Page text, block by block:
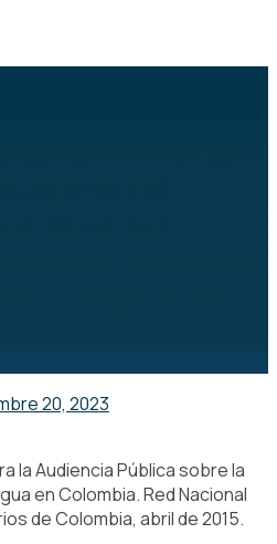
20, 2023
la Audiencia Pública sobre la
en Colombia. Red Nacional
de Colombia, abril de 2015.